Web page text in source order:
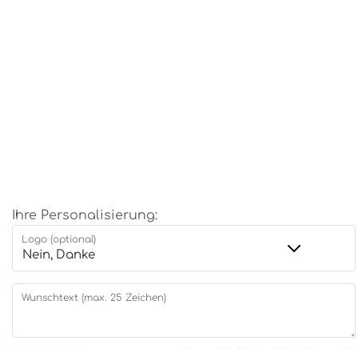
Ihre Personalisierung:
Logo (optional)
Wunschtext (max. 25 Zeichen)